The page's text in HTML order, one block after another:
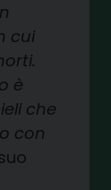
cui
è
che
con